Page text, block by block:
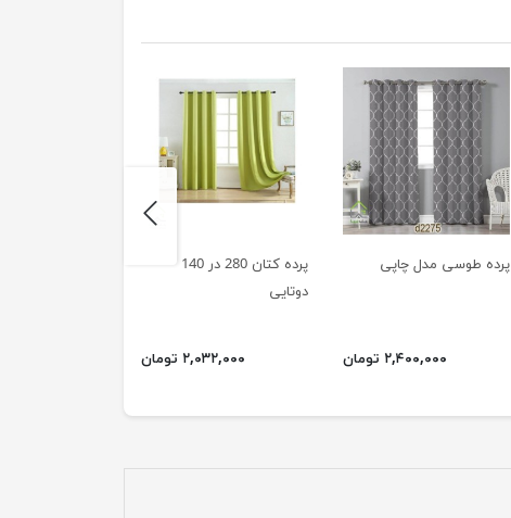
پرده طوسی مدل چاپی
۲,۴۰۰,۰۰۰ تومان
پرده کتان 280 در 140
دوتایی
۲,۰۳۲,۰۰۰ تومان
next